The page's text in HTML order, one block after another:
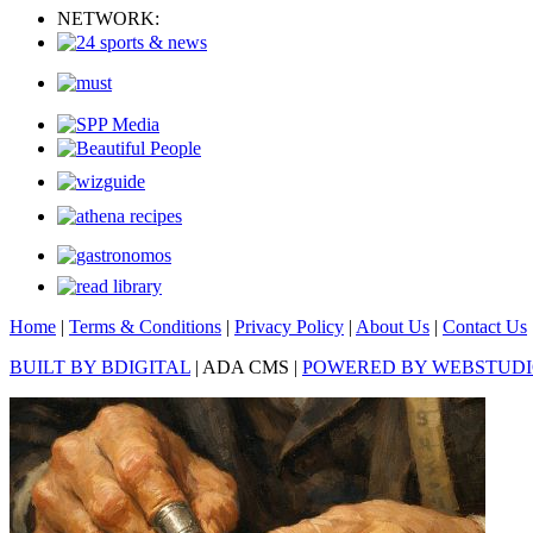
NETWORK:
Home | Terms & Conditions | Privacy Policy | About Us | Contact Us
BUILT BY BDIGITAL | ADA CMS | POWERED BY